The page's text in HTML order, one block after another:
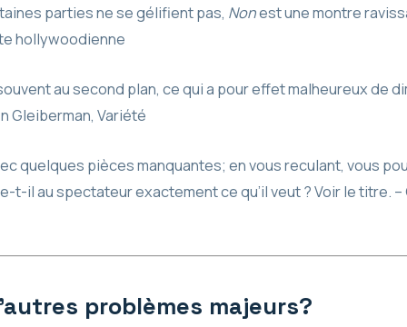
parties ne se gélifient pas, Nonest une montre
hollywoodienne
au second plan, ce qui a pour effet malheureux de
Gleiberman, Variété
quelques pièces manquantes; en vous reculant, vous
t-il au spectateur exactement ce qu’il veut ? Voir le titre.
problèmes majeurs?